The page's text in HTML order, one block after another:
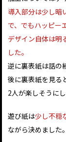
導入部分は少し暗
で、でもハッピー
デザイン自体は明
した。
逆に裏表紙は話の
後に裏表紙を見る
2人が楽しそうに
遊び紙は少し不穏
ながら決めました。